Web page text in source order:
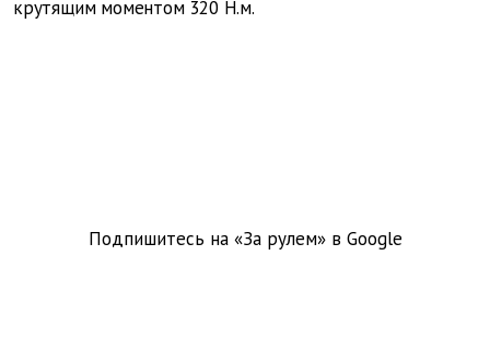
крутящим моментом 320 Н.м.
Подпишитесь на «За рулем» в Google